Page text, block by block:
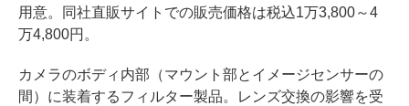
用意。同社直販サイトでの販売価格は税込1万3,800～4
万4,800円。
カメラのボディ内部（マウント部とイメージセンサーの
間）に装着するフィルター製品。レンズ交換の影響を受